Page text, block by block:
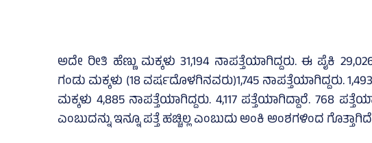
ಅದೇ ರೀತಿ ಹೆಣ್ಣು ಮಕ್ಕಳು 31,194 ನಾಪತ್ತೆಯಾಗಿದ್ದರು. ಈ ಪೈಕಿ
ಗಂಡು ಮಕ್ಕಳು (18 ವರ್ಷದೊಳಗಿನವರು)1,745 ನಾಪತ್ತೆಯಾಗಿದ್ದರು.
ಮಕ್ಕಳು 4,885 ನಾಪತ್ತೆಯಾಗಿದ್ದರು. 4,117 ಪತ್ತೆಯಾಗಿದ್ದಾರೆ. 768
ಎಂಬುದನ್ನು ಇನ್ನೂ ಪತ್ತೆ ಹಚ್ಚಿಲ್ಲ ಎಂಬುದು ಅಂಕಿ ಅಂಶಗಳಿಂದ